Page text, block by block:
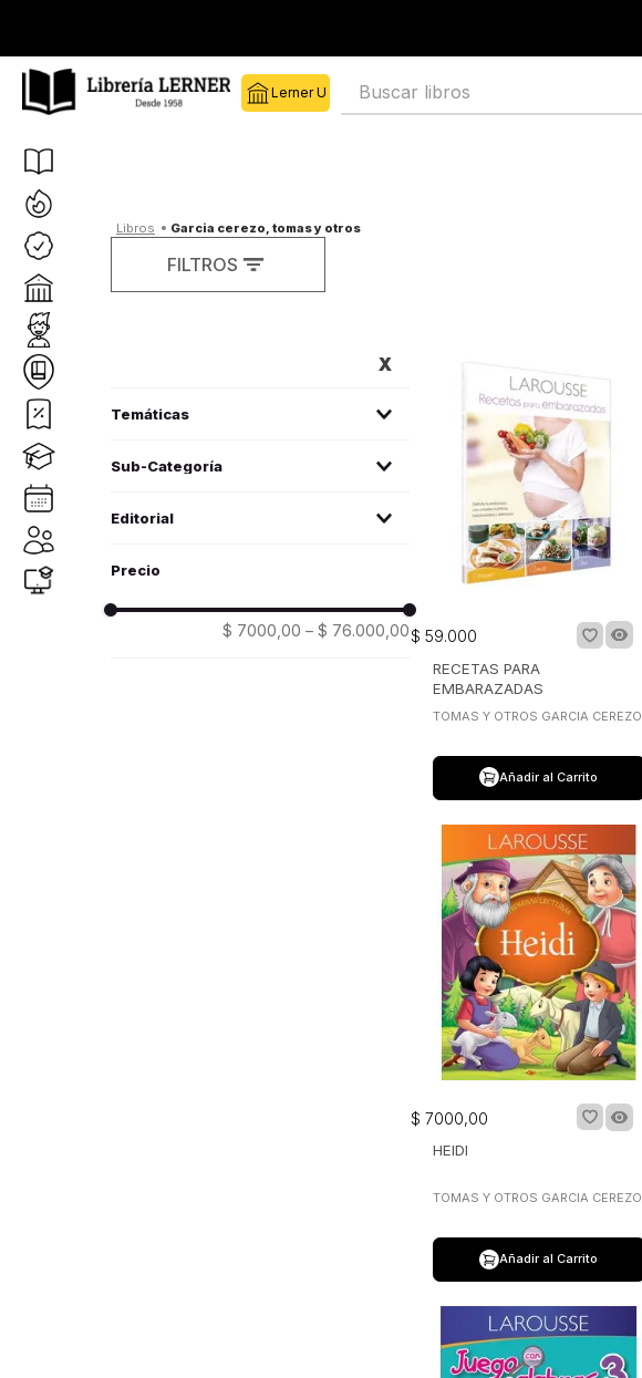
Buscar libros
garcia cerezo, tomas y otros
FILTROS
literatura infantil
psicología
Sub-Categoría
medicina alternativa
Editorial
larousse
$ 7000,00 – $ 76.000,00$ 59.000
RECETAS PARA
EMBARAZADAS
TOMAS Y OTROS GARCIA CEREZO
Añadir al Carrito
$ 7000,00
HEIDI
TOMAS Y OTROS GARCIA CEREZO
Añadir al Carrito